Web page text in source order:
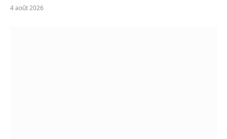
4 août 2026